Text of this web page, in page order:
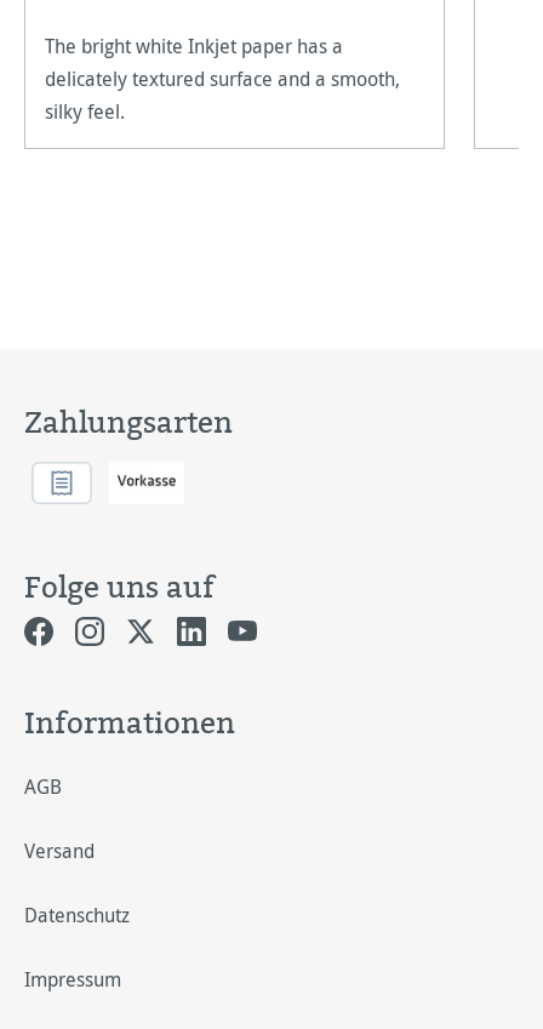
The bright white Inkjet paper has a
delicately textured surface and a smooth,
silky feel.
Zahlungsarten
Folge uns auf
Informationen
AGB
Versand
Datenschutz
Impressum